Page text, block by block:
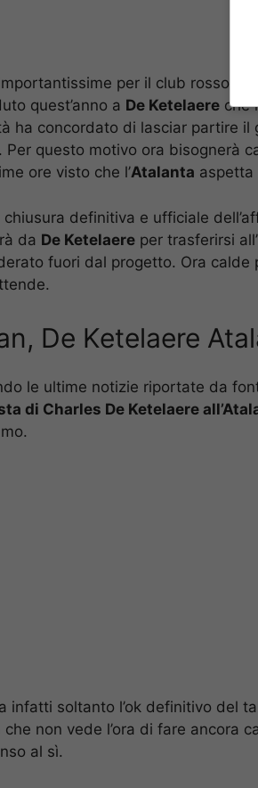
per il club
quest’anno a De Ketelaere che
ha concordato di lasciar partire il
Per questo motivo ora bisognerà
ore visto che l’Atalanta aspetta
chiusura definitiva e ufficiale
da De Ketelaere per trasferirsi all’
fuori dal progetto. Ora calde
De Ketelaere
le ultime notizie riportate da
di Charles De Ketelaere
infatti soltanto l’ok definitivo del
che non vede l’ora di fare ancora
al sì.